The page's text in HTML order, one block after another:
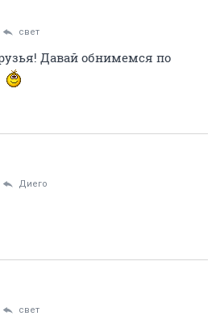
свет
Давай обнимемся по
Диего
свет